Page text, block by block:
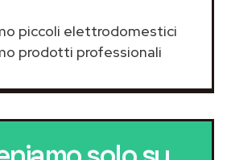
piccoli elettrodomestici
prodotti professionali